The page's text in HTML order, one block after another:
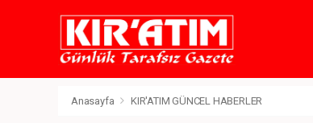
Anasayfa KIR'ATIM GÜNCEL HABERLER